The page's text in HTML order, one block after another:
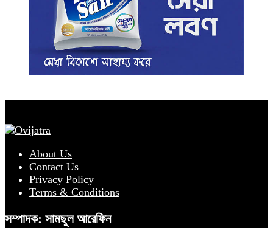
About Us
Contact Us
Privacy Policy
Terms & Conditions
সম্পাদক: সামছুল আরেফিন